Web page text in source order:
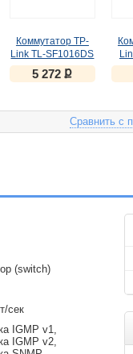
Коммутатор TP-
Link TL-SF1016DS
5 272ք
Сравнить с
(switch)
сек
IGMP v1,
IGMP v2,